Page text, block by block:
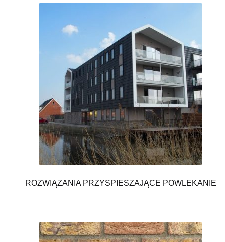
ROZWIĄZANIA PRZYSPIESZAJĄCE POWLEKANIE